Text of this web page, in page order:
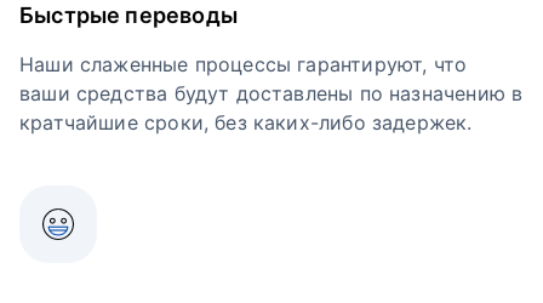
Быстрые переводы
Наши слаженные процессы гарантируют, что
ваши средства будут доставлены по назначению в
кратчайшие сроки, без каких-либо задержек.